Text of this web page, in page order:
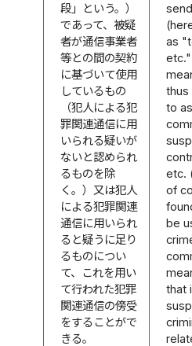
段」という。）
であって、被疑
者が通信事業者
等との間の契約
に基づいて使用
しているもの
（犯人による犯
罪関連通信に用
いられる疑いが
ないと認められ
るものを除
く。）又は犯人
による犯罪関連
通信に用いられ
ると疑うに足り
るものについ
て、これを用い
て行われた犯罪
関連通信の傍受
をすることがで
きる。
as
thus
to
etc.
of
be
that